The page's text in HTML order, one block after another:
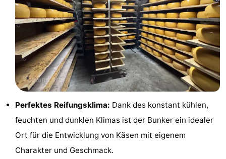
Spielplätze
Natur
Führungen
Sport
Radfahren
-
Wandern
Reiten
Perfektes Reifungsklima: Dank des konstant kühlen,
feuchten und dunklen Klimas ist der Bunker ein idealer
Ort für die Entwicklung von Käsen mit eigenem
Charakter und Geschmack.